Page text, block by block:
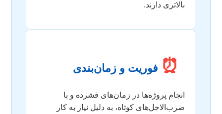
بالاتری دارند.
⏰ فوریت و زمان‌بندی
انجام پروژه‌ها در زمان‌های فشرده و با
ضرب‌الاجل‌های کوتاه، به دلیل نیاز به کار